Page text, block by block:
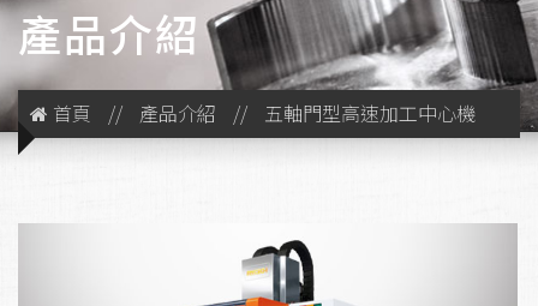
產品介紹
首頁 // 產品介紹 // 五軸門型高速加工中心機